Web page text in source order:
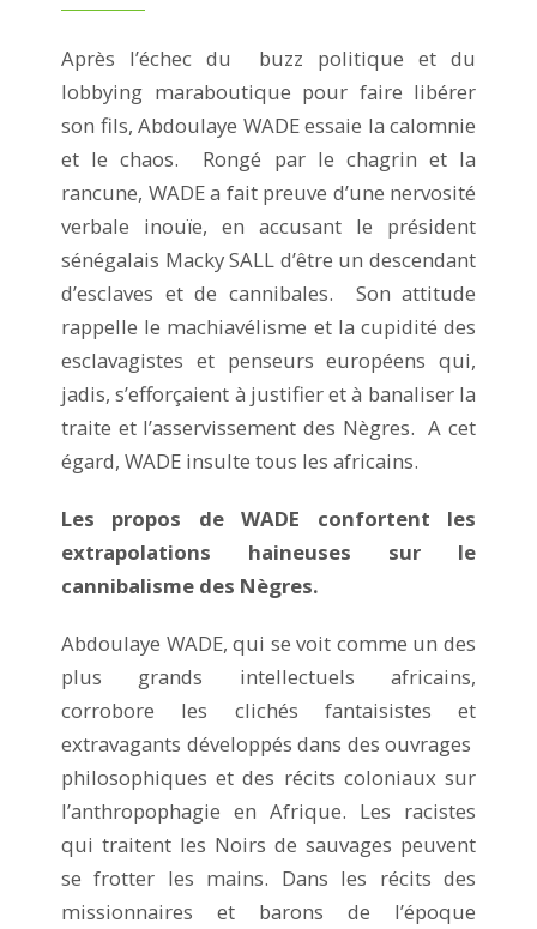
Après l’échec du buzz politique et du
lobbying maraboutique pour faire libérer
son fils, Abdoulaye WADE essaie la calomnie
et le chaos. Rongé par le chagrin et la
rancune, WADE a fait preuve d’une nervosité
verbale inouïe, en accusant le président
sénégalais Macky SALL d’être un descendant
d’esclaves et de cannibales. Son attitude
rappelle le machiavélisme et la cupidité des
esclavagistes et penseurs européens qui,
jadis, s’efforçaient à justifier et à banaliser la
traite et l’asservissement des Nègres. A cet
égard, WADE insulte tous les africains.
Les propos de WADE confortent les
extrapolations haineuses sur le
cannibalisme des Nègres.
Abdoulaye WADE, qui se voit comme un des
plus grands intellectuels africains,
corrobore les clichés fantaisistes et
extravagants développés dans des ouvrages
philosophiques et des récits coloniaux sur
l’anthropophagie en Afrique. Les racistes
qui traitent les Noirs de sauvages peuvent
se frotter les mains. Dans les récits des
missionnaires et barons de l’époque